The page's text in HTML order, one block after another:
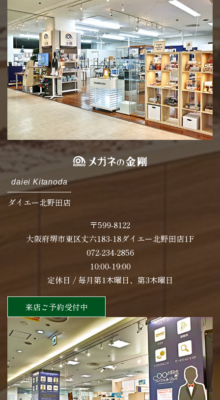
daiei Kitanoda
ダイエー北野田店
〒599-8122
大阪府堺市東区丈六183-18ダイエー北野田店1F
072-234-2856
10:00-19:00
定休日 / 毎月第1木曜日、第3木曜日
来店ご予約受付中